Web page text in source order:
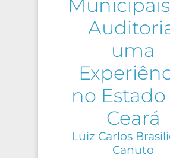
uma
no
Ceará
Luiz Carlos
Canuto